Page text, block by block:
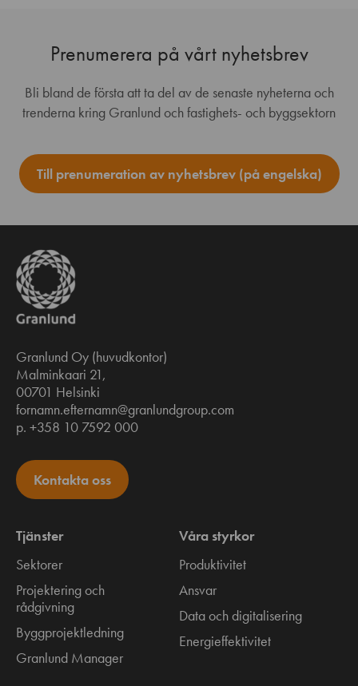
Prenumerera på vårt nyhetsbrev
Bli bland de första att ta del av de senaste nyheterna och
trenderna kring Granlund och fastighets- och byggsektorn
Till prenumeration av nyhetsbrev (på engelska)
Granlund Oy (huvudkontor)
Malminkaari 21,
00701 Helsinki
fornamn.efternamn@granlundgroup.com
p. +358 10 7592 000
Kontakta oss
Tjänster
Sektorer
Projektering och
rådgivning
Byggprojektledning
Granlund Manager
Våra styrkor
Produktivitet
Ansvar
Data och digitalisering
Energieffektivitet